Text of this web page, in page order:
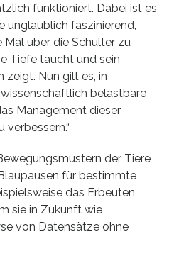
funktioniert. Dabei ist es
unglaublich faszinierend,
Mal über die Schulter zu
Tiefe taucht und sein
zeigt. Nun gilt es, in
belastbare
Management dieser
der Tiere
für bestimmte
das Erbeuten
sie in Zukunft wie
von Datensätze ohne